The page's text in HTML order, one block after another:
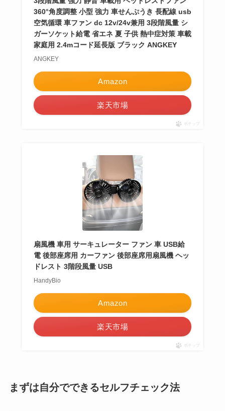
360°角度調整 小型 強力 車せんぷうき 長配線 usb
空気循環 車ファン dc 12v/24v兼用 3段階風量 シ
ガーソケット給電 省エネ 夏 子供 熱中症対策 車載
家庭用 2.4mコード延長版 ブラック ANGKEY
ANGKEY
Amazon
楽天市場
ポチップ
扇風機 車用 サーキュレーター ファン 車 USB給
電 後部座席用 カーファン 後部座席用扇風機 ヘッ
ドレスト 3階段風量 USB
HandyBio
Amazon
楽天市場
ポチップ
まずは自分でできるセルフチェック法